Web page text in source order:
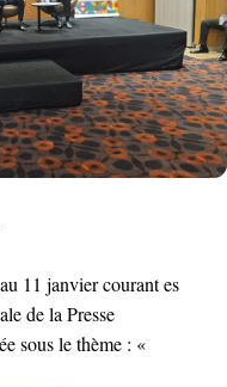
11 janvier courant es
de la Presse
sous le thème : «